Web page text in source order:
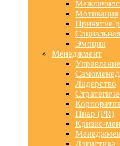
Мотивация
Принятие
Эмоции
Менеджмент
Лидерство
Пиар (PR)
Кризис-
Логистика